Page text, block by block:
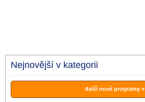
Nejnovější v kategorii
další nové programy »